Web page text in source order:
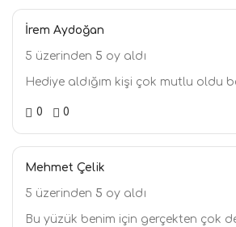
İrem Aydoğan
5 üzerinden 5 oy aldı
Hediye aldığım kişi çok mutlu oldu
0 0
Mehmet Çelik
5 üzerinden 5 oy aldı
Bu yüzük benim için gerçekten çok